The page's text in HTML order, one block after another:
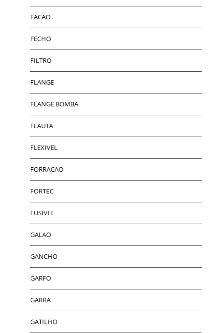
FACAO
FECHO
FILTRO
FLANGE
FLANGE BOMBA
FLAUTA
FLEXIVEL
FORRACAO
FORTEC
FUSIVEL
GALAO
GANCHO
GARFO
GARRA
GATILHO